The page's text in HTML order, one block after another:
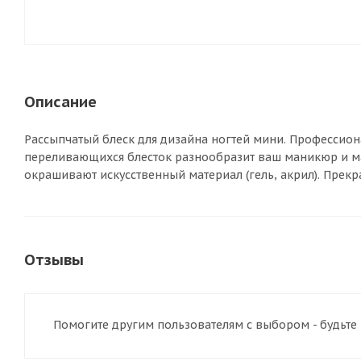
Описание
Рассыпчатый блеск для дизайна ногтей мини.
переливающихся блесток разнообразит ваш маникюр и
окрашивают искусственный материал (гель, акрил).
Отзывы
Помогите другим пользователям с выбором -